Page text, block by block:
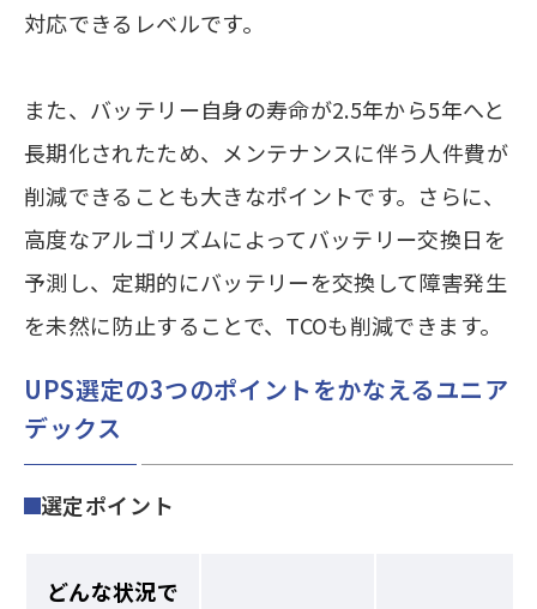
対応できるレベルです。
また、バッテリー自身の寿命が2.5年から5年へと
長期化されたため、メンテナンスに伴う人件費が
削減できることも大きなポイントです。さらに、
高度なアルゴリズムによってバッテリー交換日を
予測し、定期的にバッテリーを交換して障害発生
を未然に防止することで、TCOも削減できます。
UPS選定の3つのポイントをかなえるユニア
デックス
選定ポイント
どんな状況で